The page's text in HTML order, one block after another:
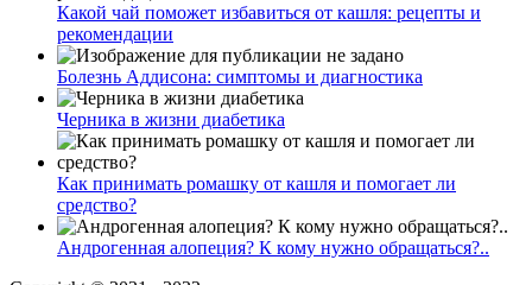
Какой чай поможет избавиться от кашля: рецепты и
рекомендации
Болезнь Аддисона: симптомы и диагностика
Черника в жизни диабетика
Как принимать ромашку от кашля и помогает ли
средство?
Андрогенная алопеция? К кому нужно обращаться?..